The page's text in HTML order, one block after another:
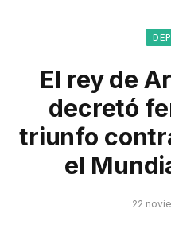
El rey de
decretó
triunfo
el
22